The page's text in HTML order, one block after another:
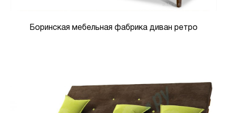
Боринская мебельная фабрика диван ретро